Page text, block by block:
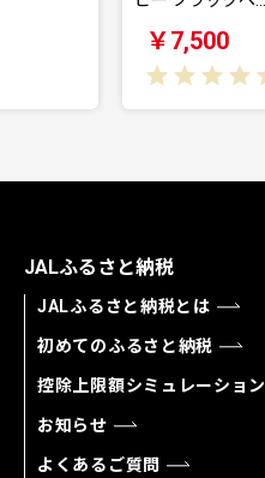
JALふるさと納税
JALふるさと納税とは
初めてのふるさと納税
控除上限額シミュレーション
お知らせ
よくあるご質問